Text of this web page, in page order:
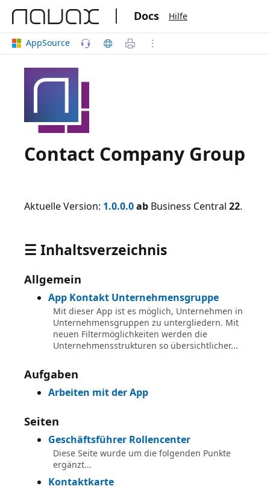
| Docs Hilfe
AppSource
Contact Company Group
Aktuelle Version: 1.0.0.0ab Business Central 22.
☰ Inhaltsverzeichnis
Allgemein
App Kontakt Unternehmensgruppe
Mit dieser App ist es möglich, Unternehmen in
Unternehmensgruppen zu untergliedern. Mit
neuen Filtermöglichkeiten werden die
Unternehmensstrukturen so übersichtlicher...
Aufgaben
Arbeiten mit der App
Seiten
Geschäftsführer Rollencenter
Diese Seite wurde um die folgenden Punkte
ergänzt...
Kontaktkarte